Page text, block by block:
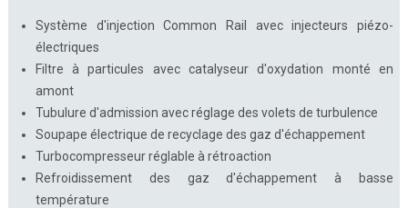
Système d'injection Common Rail avec injecteurs piézo-
électriques
Filtre à particules avec catalyseur d'oxydation monté en
amont
Tubulure d'admission avec réglage des volets de turbulence
Soupape électrique de recyclage des gaz d'échappement
Turbocompresseur réglable à rétroaction
Refroidissement des gaz d'échappement à basse
température